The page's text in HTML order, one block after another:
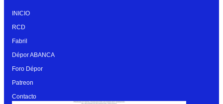
INICIO
RCD
Fabril
Dépor ABANCA
Foro Dépor
Patreon
Contacto